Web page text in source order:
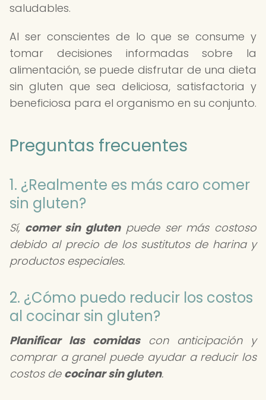
saludables.
Al ser conscientes de lo que se consume y
tomar decisiones informadas sobre la
alimentación, se puede disfrutar de una dieta
sin gluten que sea deliciosa, satisfactoria y
beneficiosa para el organismo en su conjunto.
Preguntas frecuentes
1. ¿Realmente es más caro comer
sin gluten?
Sí, comer sin glutenpuede ser más costoso
debido al precio de los sustitutos de harina y
productos especiales.
2. ¿Cómo puedo reducir los costos
al cocinar sin gluten?
Planificar las comidascon anticipación y
comprar a granel puede ayudar a reducir los
costos de cocinar sin gluten.